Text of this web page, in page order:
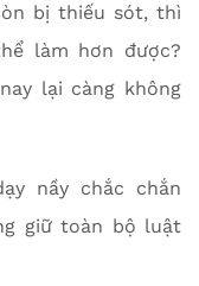
bị thiếu sót, thì
làm hơn được?
lại càng không
nầy chắc chắn
giữ toàn bộ luật